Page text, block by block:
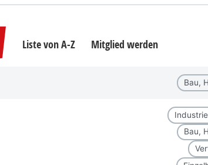
Liste von A-Z Mitglied werden
Bau,
Bau,